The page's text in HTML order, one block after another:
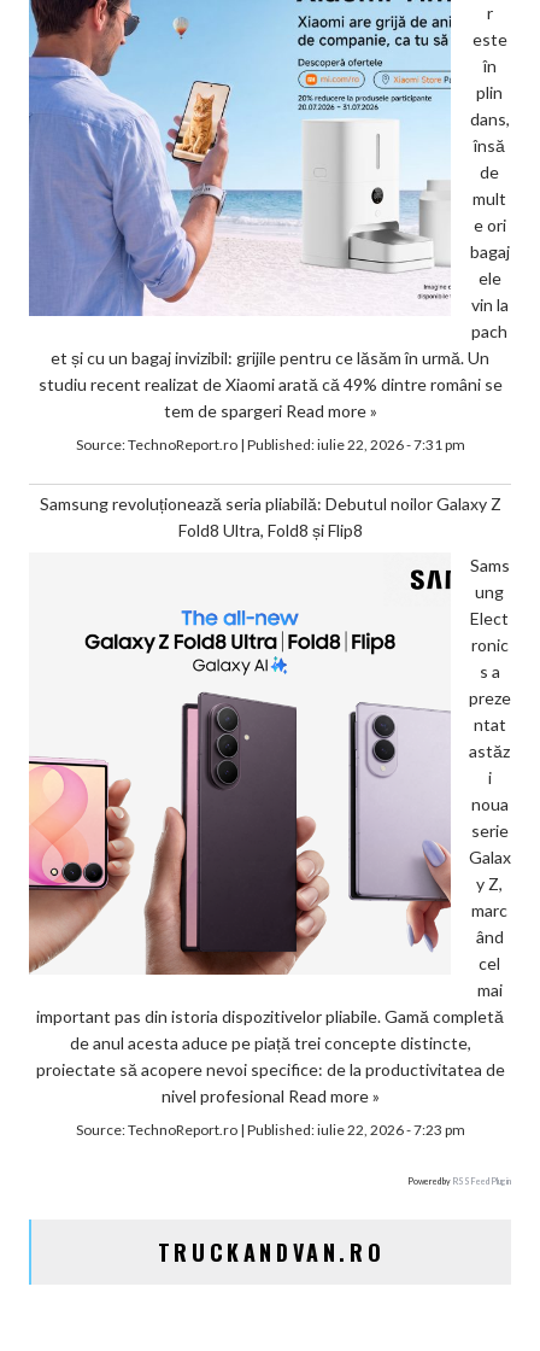
r
este
în
plin
dans,
însă
de
mult
e ori
bagaj
ele
vin la
pach
et și cu un bagaj invizibil: grijile pentru ce lăsăm în urmă. Un
studiu recent realizat de Xiaomi arată că 49% dintre români se
tem de spargeri Read more »
Source:TechnoReport.ro| Published:iulie 22, 2026 - 7:31 pm
Samsung revoluționează seria pliabilă: Debutul noilor Galaxy Z
Fold8 Ultra, Fold8 și Flip8
Sams
ung
Elect
ronic
s a
preze
ntat
astăz
i
noua
serie
Galax
y Z,
marc
ând
cel
mai
important pas din istoria dispozitivelor pliabile. Gamă completă
de anul acesta aduce pe piață trei concepte distincte,
proiectate să acopere nevoi specifice: de la productivitatea de
nivel profesional Read more »
Source:TechnoReport.ro| Published:iulie 22, 2026 - 7:23 pm
Powered by RSS Feed Plugin
TRUCKANDVAN.RO